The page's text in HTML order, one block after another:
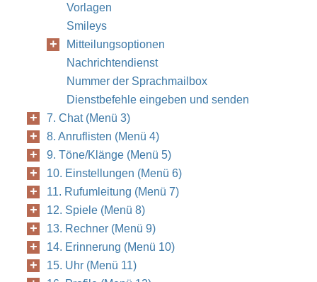
Vorlagen
Smileys
Mitteilungsoptionen
Nachrichtendienst
Nummer der Sprachmailbox
Dienstbefehle eingeben und senden
7. Chat (Menü 3)
8. Anruflisten (Menü 4)
9. Töne/Klänge (Menü 5)
10. Einstellungen (Menü 6)
11. Rufumleitung (Menü 7)
12. Spiele (Menü 8)
13. Rechner (Menü 9)
14. Erinnerung (Menü 10)
15. Uhr (Menü 11)